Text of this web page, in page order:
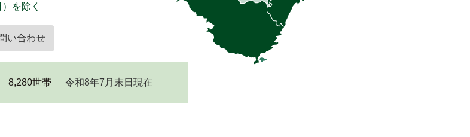
を除く
い合わせ
8,280世帯 令和8年7月末日現在